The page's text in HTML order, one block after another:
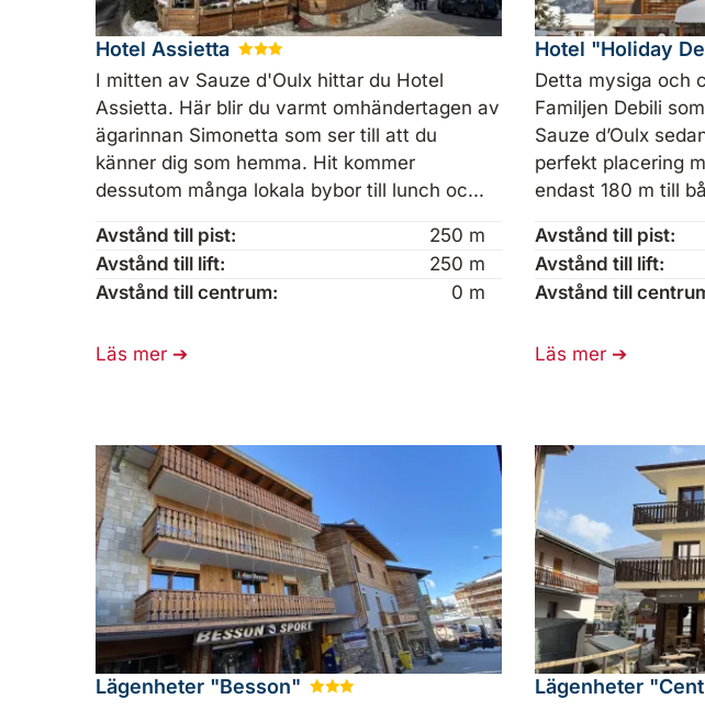
Hotel Assietta ★★
I mitten av Sauze d'Oulx hittar du Hotel
Assietta. Här blir du varmt omhändertagen av
ägarinnan Simonetta som ser till att du
känner dig som hemma. Hit kommer
dessutom många lokala bybor till lunch oc...
Avstånd till pist:
250 m
Avstånd till lift:
250 m
Avstånd till centrum:
0 m
Läs mer
Hotel "Holiday
Detta mysiga och
Familjen Debili
Sauze d’Oulx
perfekt placering
endast 180 m till
Avstånd till pist:
Avstånd till lift:
Avstånd till
Läs mer
Lägenheter "Besson" ★★ Lägenheter